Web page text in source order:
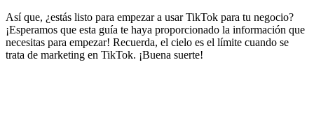
Así que, ¿estás listo para empezar a usar TikTok para tu negocio?
¡Esperamos que esta guía te haya proporcionado la información que
necesitas para empezar! Recuerda, el cielo es el límite cuando se
trata de marketing en TikTok. ¡Buena suerte!